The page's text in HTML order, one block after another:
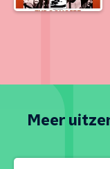
Meer